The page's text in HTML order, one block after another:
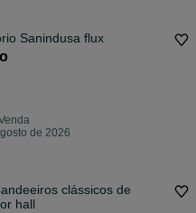
Sanindusa flux
de 2026
clássicos de
hall